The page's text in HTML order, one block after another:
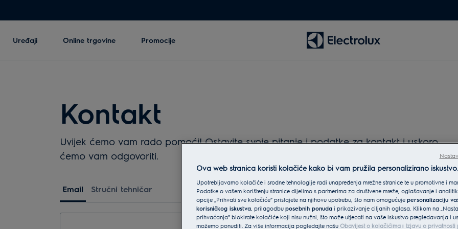
Uređaji Online trgovine Promocije
Kontakt
Uvijek ćemo vam rado pomoći! Ostavite svoje pitanje i podatke za kontakt i uskoro
ćemo vam odgovoriti.
Email Stručni tehničar
Ova web stranica koristi kolačiće kako bi vam pružila personalizirano iskustvo.
Upotrebljavamo kolačiće i srodne tehnologije radi unapređenja mrežne stranice te u promotivne i
Podatke o vašem korištenju stranice dijelimo s partnerima za društvene mreže, oglašavanje i
opcije „Prihvati sve kolačiće” pristajete na njihovu upotrebu, što nam omogućuje personalizaciju
korisničkog iskustva, prilagodbu posebnih ponuda i prikazivanje ciljanih oglasa. Klikom na
prihvaćanja” blokirate kolačiće koji nisu nužni, što može utjecati na vaše iskustvo pregledavanja i
možemo ponuditi. Za više informacija pogledajte našu Obavijest o kolačićima i Izjavu o privatnosti